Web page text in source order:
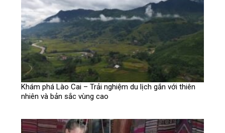
Khám phá Lào Cai – Trải nghiệm du lịch gắn với thiên
nhiên và bản sắc vùng cao